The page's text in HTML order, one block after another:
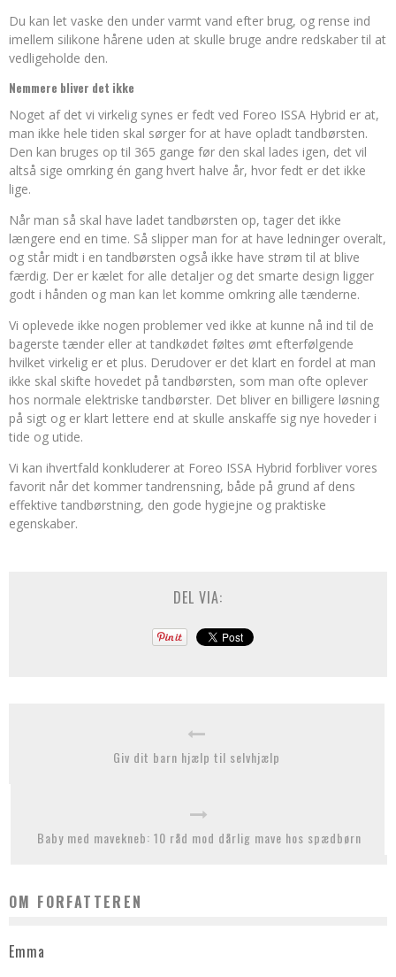
Du kan let vaske den under varmt vand efter brug, og rense ind
imellem silikone hårene uden at skulle bruge andre redskaber til at
vedligeholde den.
Nemmere bliver det ikke
Noget af det vi virkelig synes er fedt ved Foreo ISSA Hybrid er at,
man ikke hele tiden skal sørger for at have opladt tandbørsten.
Den kan bruges op til 365 gange før den skal lades igen, det vil
altså sige omrking én gang hvert halve år, hvor fedt er det ikke
lige.
Når man så skal have ladet tandbørsten op, tager det ikke
længere end en time. Så slipper man for at have ledninger overalt,
og står midt i en tandbørsten også ikke have strøm til at blive
færdig. Der er kælet for alle detaljer og det smarte design ligger
godt i hånden og man kan let komme omkring alle tænderne.
Vi oplevede ikke nogen problemer ved ikke at kunne nå ind til de
bagerste tænder eller at tandkødet føltes ømt efterfølgende
hvilket virkelig er et plus. Derudover er det klart en fordel at man
ikke skal skifte hovedet på tandbørsten, som man ofte oplever
hos normale elektriske tandbørster. Det bliver en billigere løsning
på sigt og er klart lettere end at skulle anskaffe sig nye hoveder i
tide og utide.
Vi kan ihvertfald konkluderer at Foreo ISSA Hybrid forbliver vores
favorit når det kommer tandrensning, både på grund af dens
effektive tandbørstning, den gode hygiejne og praktiske
egenskaber.
DEL VIA:
Giv dit barn hjælp til selvhjælp
Baby med mavekneb: 10 råd mod dårlig mave hos spædbørn
OM FORFATTEREN
Emma